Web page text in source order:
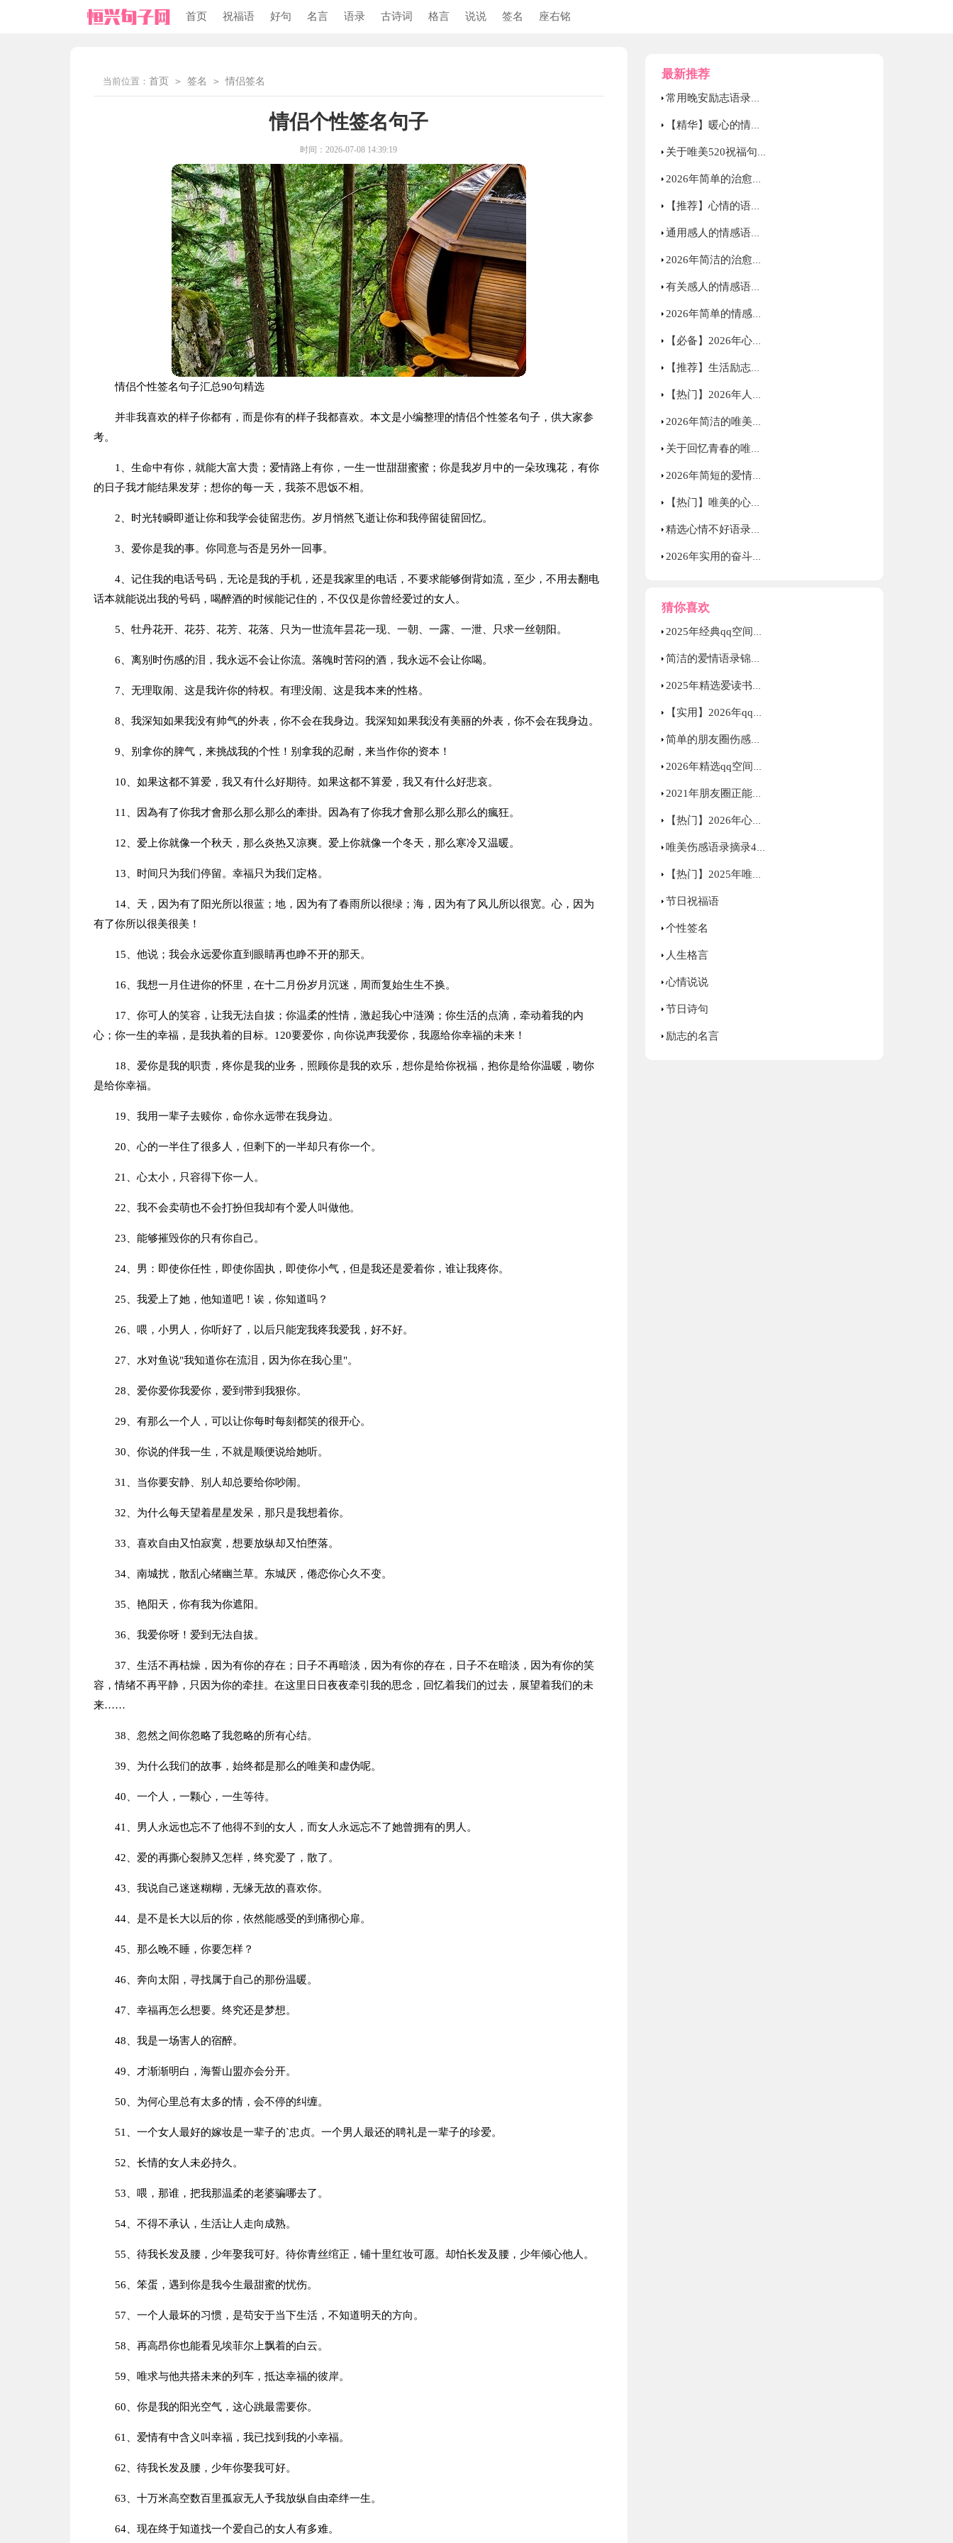
首页 祝福语 好句 名言 语录 古诗词 格言 说说 签名 座右铭
当前位置： 首页 > 签名 > 情侣签名
情侣个性签名句子
时间：2026-07-08 14:39:19
情侣个性签名句子汇总90句精选
并非我喜欢的样子你都有，而是你有的样子我都喜欢。本文是小编整理的情侣个性签名句子，供大家参
考。
1、生命中有你，就能大富大贵；爱情路上有你，一生一世甜甜蜜蜜；你是我岁月中的一朵玫瑰花，有你
的日子我才能结果发芽；想你的每一天，我茶不思饭不相。
2、时光转瞬即逝让你和我学会徒留悲伤。岁月悄然飞逝让你和我停留徒留回忆。
3、爱你是我的事。你同意与否是另外一回事。
4、记住我的电话号码，无论是我的手机，还是我家里的电话，不要求能够倒背如流，至少，不用去翻电
话本就能说出我的号码，喝醉酒的时候能记住的，不仅仅是你曾经爱过的女人。
5、牡丹花开、花芬、花芳、花落、只为一世流年昙花一现、一朝、一露、一泄、只求一丝朝阳。
6、离别时伤感的泪，我永远不会让你流。落魄时苦闷的酒，我永远不会让你喝。
7、无理取闹、这是我许你的特权。有理没闹、这是我本来的性格。
8、我深知如果我没有帅气的外表，你不会在我身边。我深知如果我没有美丽的外表，你不会在我身边。
9、别拿你的脾气，来挑战我的个性！别拿我的忍耐，来当作你的资本！
10、如果这都不算爱，我又有什么好期待。如果这都不算爱，我又有什么好悲哀。
11、因為有了你我才會那么那么那么的牽掛。因為有了你我才會那么那么那么的瘋狂。
12、爱上你就像一个秋天，那么炎热又凉爽。爱上你就像一个冬天，那么寒冷又温暖。
13、时间只为我们停留。幸福只为我们定格。
14、天，因为有了阳光所以很蓝；地，因为有了春雨所以很绿；海，因为有了风儿所以很宽。心，因为
有了你所以很美很美！
15、他说；我会永远爱你直到眼睛再也睁不开的那天。
16、我想一月住进你的怀里，在十二月份岁月沉迷，周而复始生生不换。
17、你可人的笑容，让我无法自拔；你温柔的性情，激起我心中涟漪；你生活的点滴，牵动着我的内
心；你一生的幸福，是我执着的目标。120要爱你，向你说声我爱你，我愿给你幸福的未来！
18、爱你是我的职责，疼你是我的业务，照顾你是我的欢乐，想你是给你祝福，抱你是给你温暖，吻你
是给你幸福。
19、我用一辈子去赎你，命你永远带在我身边。
20、心的一半住了很多人，但剩下的一半却只有你一个。
21、心太小，只容得下你一人。
22、我不会卖萌也不会打扮但我却有个爱人叫做他。
23、能够摧毁你的只有你自己。
24、男：即使你任性，即使你固执，即使你小气，但是我还是爱着你，谁让我疼你。
25、我爱上了她，他知道吧！诶，你知道吗？
26、喂，小男人，你听好了，以后只能宠我疼我爱我，好不好。
27、水对鱼说"我知道你在流泪，因为你在我心里"。
28、爱你爱你我爱你，爱到带到我狠你。
29、有那么一个人，可以让你每时每刻都笑的很开心。
30、你说的伴我一生，不就是顺便说给她听。
31、当你要安静、别人却总要给你吵闹。
32、为什么每天望着星星发呆，那只是我想着你。
33、喜欢自由又怕寂寞，想要放纵却又怕堕落。
34、南城扰，散乱心绪幽兰草。东城厌，倦恋你心久不变。
35、艳阳天，你有我为你遮阳。
36、我爱你呀！爱到无法自拔。
37、生活不再枯燥，因为有你的存在；日子不再暗淡，因为有你的存在，日子不在暗淡，因为有你的笑
容，情绪不再平静，只因为你的牵挂。在这里日日夜夜牵引我的思念，回忆着我们的过去，展望着我们的未
来……
38、忽然之间你忽略了我忽略的所有心结。
39、为什么我们的故事，始终都是那么的唯美和虚伪呢。
40、一个人，一颗心，一生等待。
41、男人永远也忘不了他得不到的女人，而女人永远忘不了她曾拥有的男人。
42、爱的再撕心裂肺又怎样，终究爱了，散了。
43、我说自己迷迷糊糊，无缘无故的喜欢你。
44、是不是长大以后的你，依然能感受的到痛彻心扉。
45、那么晚不睡，你要怎样？
46、奔向太阳，寻找属于自己的那份温暖。
47、幸福再怎么想要。终究还是梦想。
48、我是一场害人的宿醉。
49、才渐渐明白，海誓山盟亦会分开。
50、为何心里总有太多的情，会不停的纠缠。
51、一个女人最好的嫁妆是一辈子的`忠贞。一个男人最还的聘礼是一辈子的珍爱。
52、长情的女人未必持久。
53、喂，那谁，把我那温柔的老婆骗哪去了。
54、不得不承认，生活让人走向成熟。
55、待我长发及腰，少年娶我可好。待你青丝绾正，铺十里红妆可愿。却怕长发及腰，少年倾心他人。
56、笨蛋，遇到你是我今生最甜蜜的忧伤。
57、一个人最坏的习惯，是苟安于当下生活，不知道明天的方向。
58、再高昂你也能看见埃菲尔上飘着的白云。
59、唯求与他共搭未来的列车，抵达幸福的彼岸。
60、你是我的阳光空气，这心跳最需要你。
61、爱情有中含义叫幸福，我已找到我的小幸福。
62、待我长发及腰，少年你娶我可好。
63、十万米高空数百里孤寂无人予我放纵自由牵绊一生。
64、现在终于知道找一个爱自己的女人有多难。
最新推荐
常用晚安励志语录摘录63条
【精华】暖心的情感语录摘录48句
关于唯美520祝福句子60句精选
2026年简单的治愈的心情语录88条
【推荐】心情的语录集合98条
通用感人的情感语录集锦35句
2026年简洁的治愈的心情语录锦集75条
有关感人的情感语录大汇总95句
2026年简单的情感语录汇编54句
【必备】2026年心情语录微博40句
【推荐】生活励志语录33句
【热门】2026年人生情感语录集合70条
2026年简洁的唯美的心情语录摘录50句
关于回忆青春的唯美句子
2026年简短的爱情的唯美句子集锦49条
【热门】唯美的心情语录集合68条
精选心情不好语录大集合80条
2026年实用的奋斗正能量句子58句
猜你喜欢
2025年经典qq空间正能量的句子合集78条
简洁的爱情语录锦集76句
2025年精选爱读书的名言汇总59条
【实用】2026年qq空间爱情句子集合58句
简单的朋友圈伤感句子锦集48条
2026年精选qq空间正能量的句子30条
2021年朋友圈正能量句子集合96句
【热门】2026年心情语录汇总60句
唯美伤感语录摘录43条
【热门】2025年唯美哲理句子摘录30条
节日祝福语
个性签名
人生格言
心情说说
节日诗句
励志的名言